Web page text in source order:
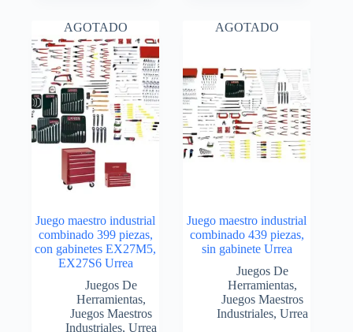
AGOTADO
Juego maestro industrial
combinado 399 piezas,
con gabinetes EX27M5,
EX27S6 Urrea
Juegos De
Herramientas,
Juegos Maestros
Industriales,Urrea
AGOTADO
Juego maestro industrial
combinado 439 piezas,
sin gabinete Urrea
Juegos De
Herramientas,
Juegos Maestros
Industriales,Urrea